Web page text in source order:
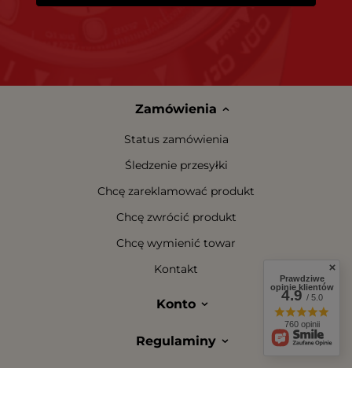
Zamówienia
Status zamówienia
Śledzenie przesyłki
Chcę zareklamować produkt
Chcę zwrócić produkt
Chcę wymienić towar
Kontakt
Konto
Regulaminy
Prawdziwe
opinie klientów
4.9/ 5.0
760 opinii